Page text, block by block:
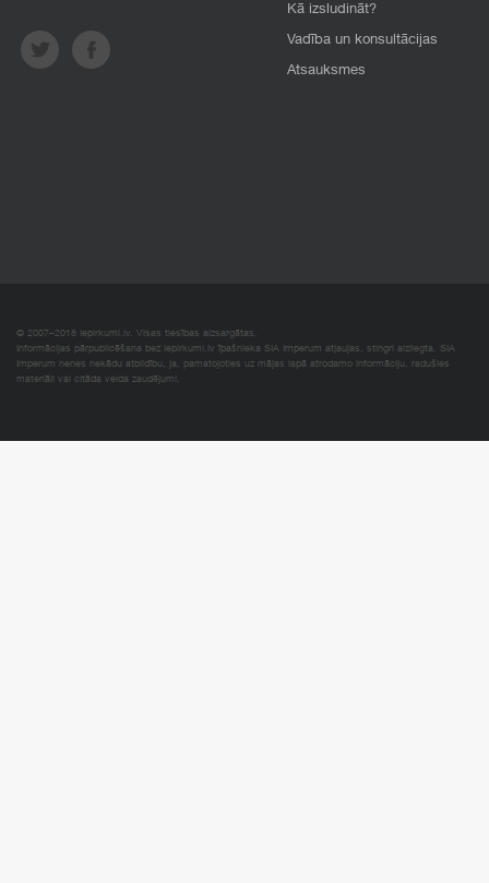
Kā izsludināt?
Vadība un konsultācijas
Atsauksmes
© 2007–2018 Iepirkumi.lv. Visas tiesības aizsargātas.
Informācijas pārpublicēšana bez iepirkumi.lv īpašnieka SIA Imperum atļaujas, stingri aizliegta. SIA
Imperum nenes nekādu atbildību, ja, pamatojoties uz mājas lapā atrodamo informāciju, radušies
materiāli vai citāda veida zaudējumi.